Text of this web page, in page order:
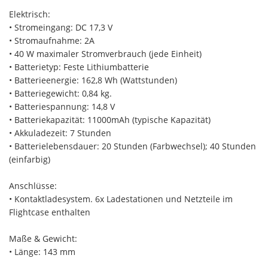
Elektrisch:
• Stromeingang: DC 17,3 V
• Stromaufnahme: 2A
• 40 W maximaler Stromverbrauch (jede Einheit)
• Batterietyp: Feste Lithiumbatterie
• Batterieenergie: 162,8 Wh (Wattstunden)
• Batteriegewicht: 0,84 kg.
• Batteriespannung: 14,8 V
• Batteriekapazität: 11000mAh (typische Kapazität)
• Akkuladezeit: 7 Stunden
• Batterielebensdauer: 20 Stunden (Farbwechsel); 40 Stunden
(einfarbig)
Anschlüsse:
• Kontaktladesystem. 6x Ladestationen und Netzteile im
Flightcase enthalten
Maße & Gewicht:
• Länge: 143 mm